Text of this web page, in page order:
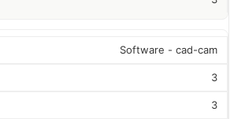
Software - cad-cam
3
3